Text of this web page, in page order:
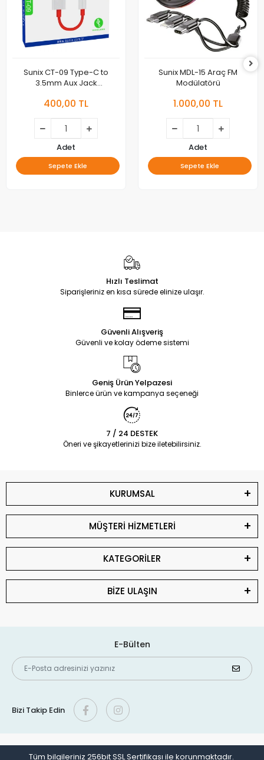
Sunix CT-09 Type-C to
3.5mm Aux Jack
400,00 TL
Adet
Sepete Ekle
Sunix MDL-15 Araç FM
Modülatörü
1.000,00 TL
Adet
Sepete Ekle
Hızlı Teslimat
Siparişleriniz en kısa sürede elinize ulaşır.
Güvenli Alışveriş
Güvenli ve kolay ödeme sistemi
Geniş Ürün Yelpazesi
Binlerce ürün ve kampanya seçeneği
7 / 24 DESTEK
Öneri ve şikayetlerinizi bize iletebilirsiniz.
KURUMSAL
MÜŞTERİ HİZMETLERİ
KATEGORİLER
BİZE ULAŞIN
E-Bülten
Bizi Takip Edin
Tüm bilgileriniz 256bit SSL Sertifikası ile korunmaktadır.